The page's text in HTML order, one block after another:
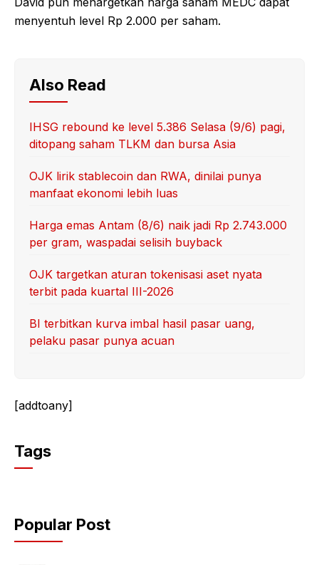
menyentuh level Rp 2.000 per saham.
Also Read
IHSG rebound ke level 5.386 Selasa (9/6) pagi,
ditopang saham TLKM dan bursa Asia
OJK lirik stablecoin dan RWA, dinilai punya
manfaat ekonomi lebih luas
Harga emas Antam (8/6) naik jadi Rp 2.743.000
per gram, waspadai selisih buyback
OJK targetkan aturan tokenisasi aset nyata
terbit pada kuartal III-2026
BI terbitkan kurva imbal hasil pasar uang,
pelaku pasar punya acuan
[addtoany]
Tags
Popular Post